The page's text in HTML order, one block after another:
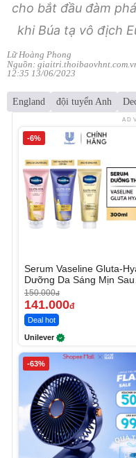
cho bắt đầu đàm
khi Búa tạ vô địch
Lữ Hoàng Phong
Nguồn:
12:35 13/06/2023
England đội tuyển Anh
-6%
Serum Vaseline Gluta-
Dưỡng Da Sáng Mịn Sau
Ngày
150.000đ
141.000đ
Deal hot
Unilever
-63%